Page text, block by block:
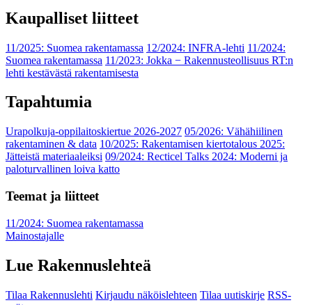
Kaupalliset liitteet
11/2025: Suomea rakentamassa 12/2024: INFRA-lehti 11/2024:
Suomea rakentamassa 11/2023: Jokka − Rakennusteollisuus RT:n
lehti kestävästä rakentamisesta
Tapahtumia
Urapolkuja-oppilaitoskiertue 2026-2027 05/2026: Vähähiilinen
rakentaminen & data 10/2025: Rakentamisen kiertotalous 2025:
Jätteistä materiaaleiksi 09/2024: Recticel Talks 2024: Moderni ja
paloturvallinen loiva katto
Teemat ja liitteet
11/2024: Suomea rakentamassa
Mainostajalle
Lue Rakennuslehteä
Tilaa Rakennuslehti Kirjaudu näköislehteen Tilaa uutiskirje RSS-